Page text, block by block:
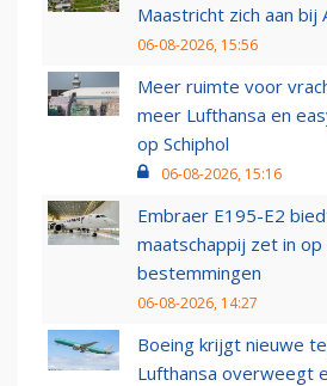
Maastricht zich aan bij
06-08-2026, 15:56
Meer ruimte voor
meer Lufthansa en
op Schiphol
06-08-2026, 15:16
Embraer E195-E2
maatschappij zet in op
bestemmingen
06-08-2026, 14:27
Boeing krijgt nieuwe
Lufthansa overweegt